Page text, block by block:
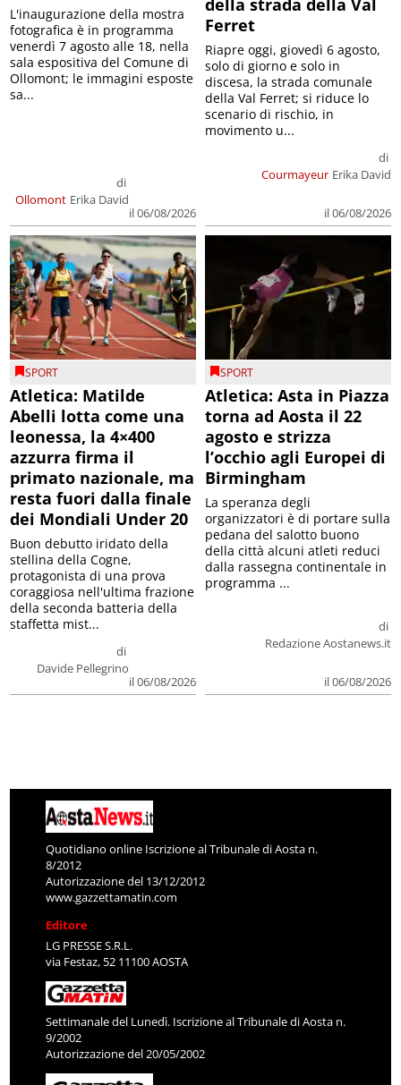
Ollomont
di
Erika David
il 06/08/2026
L'inaugurazione della mostra
fotografica è in programma
venerdì 7 agosto alle 18, nella
sala espositiva del Comune di
Ollomont; le immagini esposte
sa...
della strada della Val
Ferret
Courmayeur
di
Erika David
il 06/08/2026
Riapre oggi, giovedì 6 agosto,
solo di giorno e solo in
discesa, la strada comunale
della Val Ferret; si riduce lo
scenario di rischio, in
movimento u...
SPORT
Atletica: Matilde
Abelli lotta come una
leonessa, la 4×400
azzurra firma il
primato nazionale, ma
resta fuori dalla finale
dei Mondiali Under 20
di
Davide Pellegrino
il 06/08/2026
Buon debutto iridato della
stellina della Cogne,
protagonista di una prova
coraggiosa nell'ultima frazione
della seconda batteria della
staffetta mist...
SPORT
Atletica: Asta in Piazza
torna ad Aosta il 22
agosto e strizza
l’occhio agli Europei di
Birmingham
di
Redazione Aostanews.it
il 06/08/2026
La speranza degli
organizzatori è di portare sulla
pedana del salotto buono
della città alcuni atleti reduci
dalla rassegna continentale in
programma ...
Quotidiano online Iscrizione al Tribunale di Aosta n.
8/2012
Autorizzazione del 13/12/2012
www.gazzettamatin.com
Editore
LG PRESSE S.R.L.
via Festaz, 52 11100 AOSTA
Settimanale del Lunedì. Iscrizione al Tribunale di Aosta n.
9/2002
Autorizzazione del 20/05/2002